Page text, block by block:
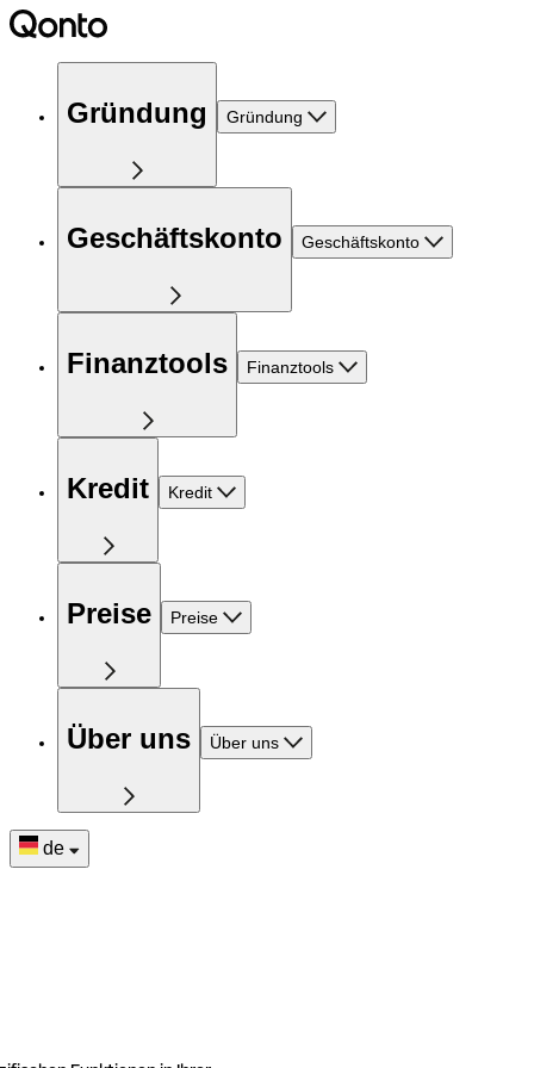
Gründung Gründung
Geschäftskonto Geschäftskonto
Finanztools Finanztools
Kredit Kredit
Preise Preise
Über uns Über uns
de